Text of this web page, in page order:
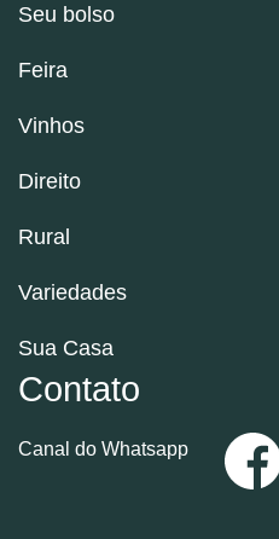
Seu bolso
Feira
Vinhos
Direito
Rural
Variedades
Sua Casa
Contato
Canal do Whatsapp